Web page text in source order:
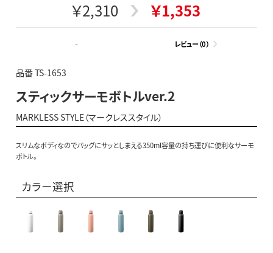
￥2,310 ￥1,353
- レビュー（0）
品番 TS-1653
スティックサーモボトルver.2
MARKLESS STYLE（マークレススタイル）
スリムなボディなのでバッグにサッとしまえる350ml容量の持ち運びに便利なサーモ
ボトル。
カラー選択